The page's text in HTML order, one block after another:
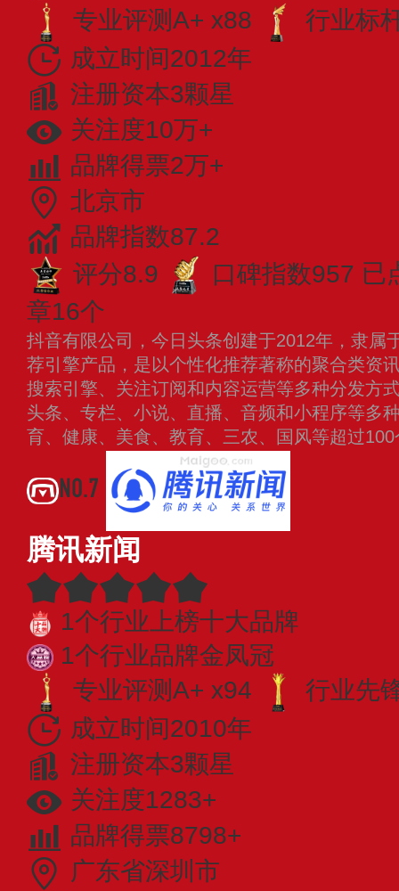
专业评测A+ x88
行业标
成立时间2012年
注册资本3颗星
关注度10万+
品牌得票2万+
北京市
品牌指数87.2
评分8.9
口碑指数957 已
章16个
抖音有限公司，今日头条创建于2012年，隶属
荐引擎产品，是以个性化推荐著称的聚合类资
搜索引擎、关注订阅和内容运营等多种分发方
头条、专栏、小说、直播、音频和小程序等多
育、健康、美食、教育、三农、国风等超过
NO.7
腾讯新闻
1个行业上榜十大品牌
1个行业品牌金凤冠
专业评测A+ x94
行业先
成立时间2010年
注册资本3颗星
关注度1283+
品牌得票8798+
广东省深圳市